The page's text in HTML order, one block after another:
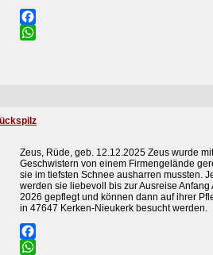
Facebook
Zeus, Rüde, geb. 12.12.2025 Zeus wurde
Geschwistern von einem Firmengelände
sie im tiefsten Schnee ausharren mussten.
werden sie liebevoll bis zur Ausreise Anfang
2026 gepflegt und können dann auf ihrer
in 47647 Kerken-Nieukerk besucht werden.
Facebook